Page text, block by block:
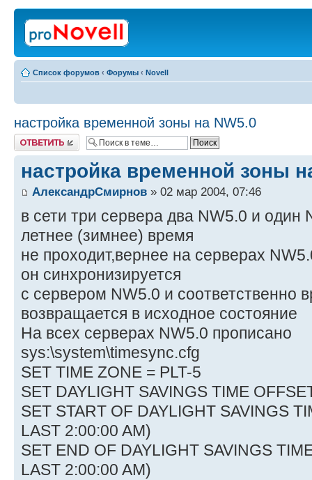
Список форумов ‹ Форумы ‹ Novell
настройка временной зоны на NW5.0
Ответить
настройка временной зоны
АлександрСмирнов » 02 мар 2004, 07:46
в сети три сервера два NW5.0 и один
летнее (зимнее) время
не проходит,вернее на серверах
он синхронизируется
с сервером NW5.0 и соответственно
возвращается в исходное состояние
На всех серверах NW5.0 прописано
sys:\system\timesync.cfg
SET TIME ZONE = PLT-5
SET DAYLIGHT SAVINGS TIME
SET START OF DAYLIGHT SAVINGS
LAST 2:00:00 AM)
SET END OF DAYLIGHT SAVINGS
LAST 2:00:00 AM)